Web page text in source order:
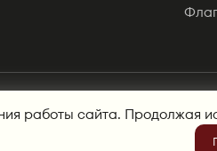
ортопедических матрасов
обработки персональных
работы сайта. Продолжая